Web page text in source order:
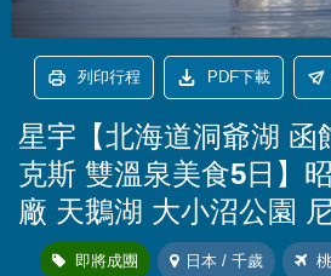
列印行程 PDF下載
星宇【北海道洞爺湖 函
克斯 雙溫泉美食5日】
廠 天鵝湖 大小沼公園
即將成團 日本 / 千歲